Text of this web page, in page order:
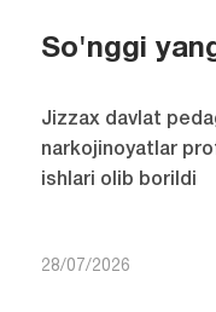
So'nggi
Jizzax davlat
narkojinoyatlar
ishlari olib borildi
28/07/2026